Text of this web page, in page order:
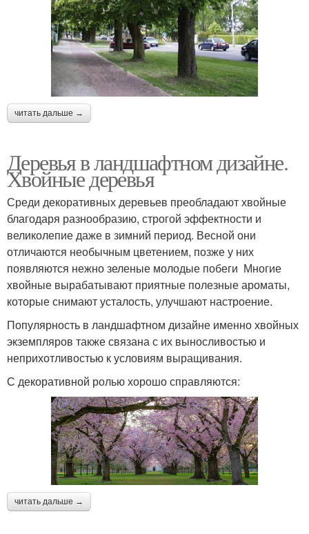
читать дальше →
Деревья в ландшафтном дизайне.
Хвойные деревья
Среди декоративных деревьев преобладают хвойные
благодаря разнообразию, строгой эффектности и
великолепие даже в зимний период. Весной они
отличаются необычным цветением, позже у них
появляются нежно зеленые молодые побеги Многие
хвойные вырабатывают приятные полезные ароматы,
которые снимают усталость, улучшают настроение.
Популярность в ландшафтном дизайне именно хвойных
экземпляров также связана с их выносливостью и
неприхотливостью к условиям выращивания.
С декоративной ролью хорошо справляются:
читать дальше →